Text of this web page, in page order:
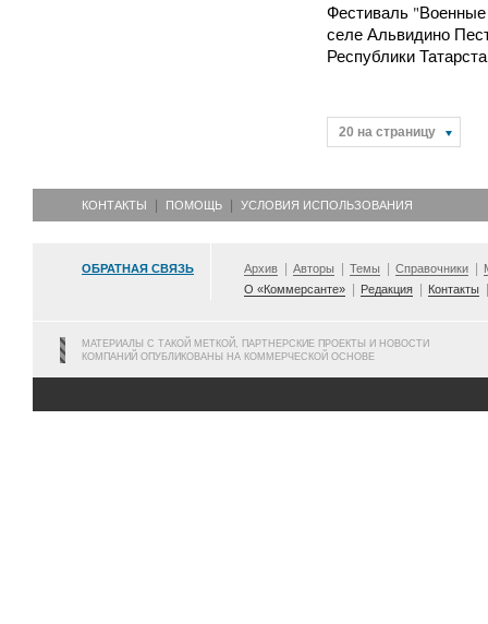
Фестиваль
селе Альвидино
Республики
20 на страницу
КОНТАКТЫ ПОМОЩЬ УСЛОВИЯ ИСПОЛЬЗОВАНИЯ
ОБРАТНАЯ СВЯЗЬ Архив Авторы Темы Справочники
О «Коммерсанте»
Редакция Контакты
МАТЕРИАЛЫ С ТАКОЙ МЕТКОЙ, ПАРТНЕРСКИЕ ПРОЕКТЫ И НОВОСТИ
КОМПАНИЙ ОПУБЛИКОВАНЫ НА КОММЕРЧЕСКОЙ ОСНОВЕ